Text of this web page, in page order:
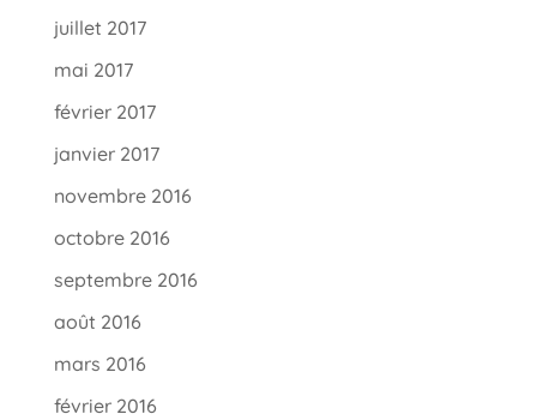
juillet 2017
mai 2017
février 2017
janvier 2017
novembre 2016
octobre 2016
septembre 2016
août 2016
mars 2016
février 2016